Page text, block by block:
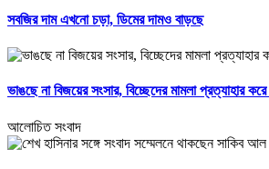
সবজির দাম এখনো চড়া, ডিমের দামও বাড়ছে
ভাঙছে না বিজয়ের সংসার, বিচ্ছেদের মামলা প্রত্যাহার করে
আলোচিত সংবাদ